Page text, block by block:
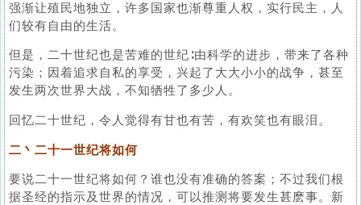
强渐让殖民地独立，许多国家也渐尊重人权，实行民主，人
们较有自由的生活。
但是，二十世纪也是苦难的世纪∶由科学的进步，带来了各种
污染；因着追求自私的享受，兴起了大大小小的战争，甚至
发生两次世界大战，不知牺牲了多少人。
回忆二十世纪，令人觉得有甘也有苦，有欢笑也有眼泪。
二丶二十一世纪将如何
要说二十一世纪将如何？谁也没有准确的答案；不过我们根
据圣经的指示及世界的情况，可以推测将要发生甚麽事。新